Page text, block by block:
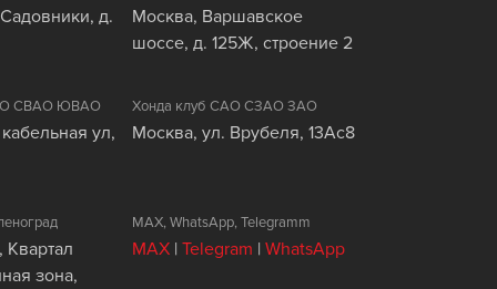
д.
Москва, Варшавское
шоссе, д. 125Ж, строение 2
СВАО ЮВАО
ул,
Хонда клуб САО СЗАО ЗАО
Москва, ул. Врубеля, 13Ас8
Квартал
зона,
MAX, WhatsApp, Telegramm
MAX |Telegram |WhatsApp